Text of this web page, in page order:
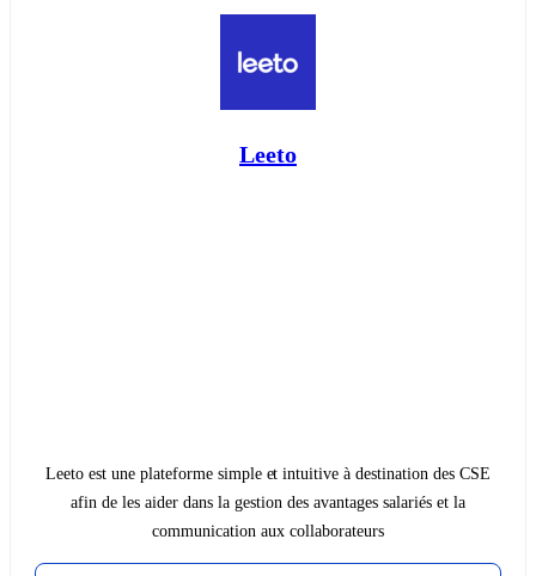
Leeto
Leeto est une plateforme simple et intuitive à destination des CSE
afin de les aider dans la gestion des avantages salariés et la
communication aux collaborateurs